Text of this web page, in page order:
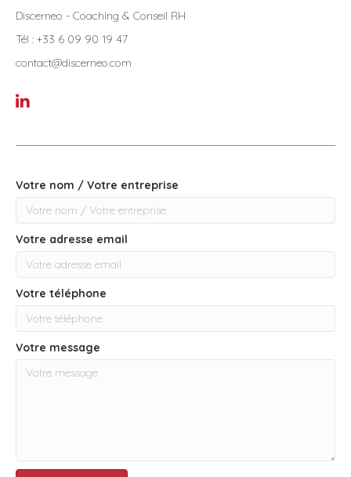
Discerneo - Coaching & Conseil RH
Tél : +33 6 09 90 19 47
contact@discerneo.com
Votre nom / Votre entreprise
Votre adresse email
Votre téléphone
Votre message